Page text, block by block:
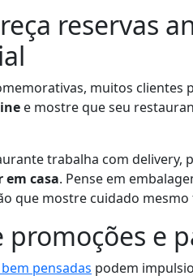
reservas
muitos clientes
e mostre que seu
trabalha com delivery,
em casa. Pense em
que mostre cuidado
promoções e
pensadas podem